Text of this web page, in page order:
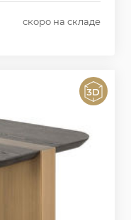
скоро на складе